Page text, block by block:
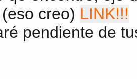
creo) LINK!!!
pendiente de